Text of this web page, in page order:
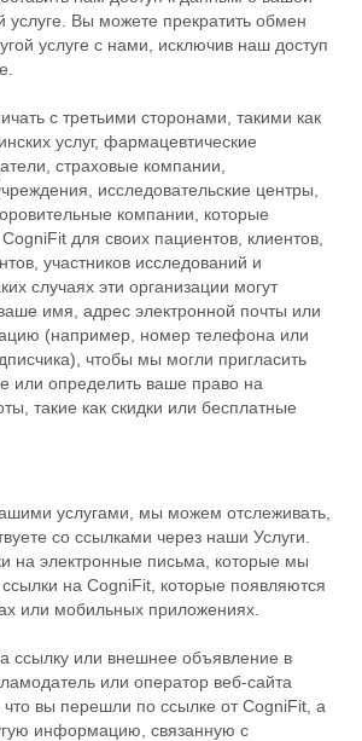
услуге. Вы можете прекратить обмен
услуге с нами, исключив наш доступ
с третьими сторонами, такими как
услуг, фармацевтические
страховые компании,
исследовательские центры,
компании, которые
для своих пациентов, клиентов,
участников исследований и
случаях эти организации могут
имя, адрес электронной почты или
(например, номер телефона или
чтобы мы могли пригласить
или определить ваше право на
такие как скидки или бесплатные
услугами, мы можем отслеживать,
со ссылками через наши Услуги.
на электронные письма, которые мы
на CogniFit, которые появляются
или мобильных приложениях.
ссылку или внешнее объявление в
или оператор веб-сайта
вы перешли по ссылке от CogniFit, а
информацию, связанную с